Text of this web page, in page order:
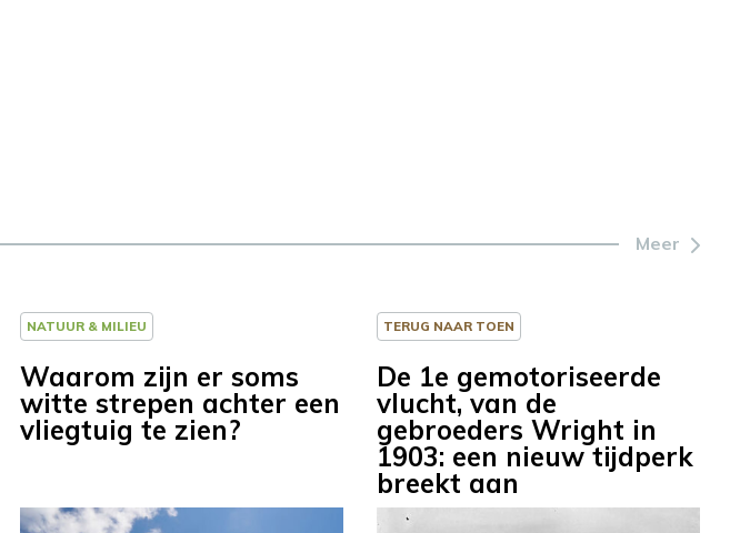
Meer
NATUUR & MILIEU
Waarom zijn er soms
witte strepen achter een
vliegtuig te zien?
TERUG NAAR TOEN
De 1e gemotoriseerde
vlucht, van de
gebroeders Wright in
1903: een nieuw tijdperk
breekt aan